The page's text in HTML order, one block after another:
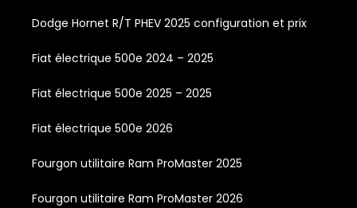
Dodge Hornet R/T PHEV 2025 configuration et prix
Fiat électrique 500e 2024 – 2025
Fiat électrique 500e 2025 – 2025
Fiat électrique 500e 2026
Fourgon utilitaire Ram ProMaster 2025
Fourgon utilitaire Ram ProMaster 2026